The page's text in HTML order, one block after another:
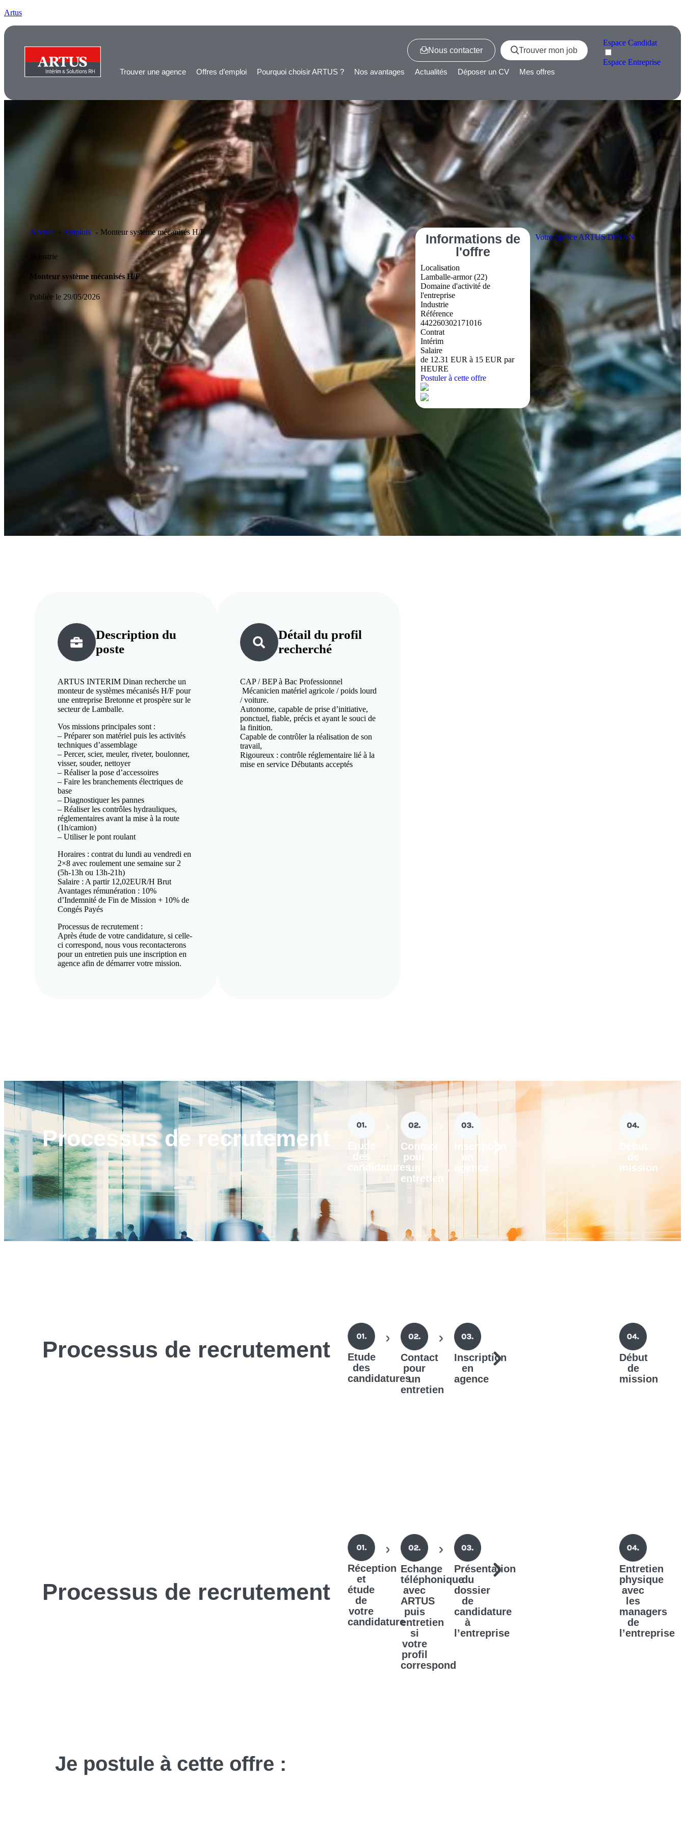
Artus
Nous contacter Trouver mon job
EspaceCandidat
EspaceEntreprise
Trouver une agence
Offres d’emploi Pourquoi choisir ARTUS ? Nos avantages Actualités Déposer un CV Mes offres
Accueil Emplois Monteur système mécanisés H/F
Industrie
Monteur système mécanisés H/F
Publiée le 29/05/2026
Informations de
l'offre
Localisation
Lamballe-armor (22)
Domaine d'activité de
l'entreprise
Industrie
Référence
442260302171016
Contrat
Intérim
Salaire
de 12.31 EUR à 15 EUR par
HEURE
Postuler à cette offre
Votre agence ARTUS DINAN
Description du
poste
ARTUS INTERIM Dinan recherche un
monteur de systèmes mécanisés H/F pour
une entreprise Bretonne et prospère sur le
secteur de Lamballe.
Vos missions principales sont :
– Préparer son matériel puis les activités
techniques d’assemblage
– Percer, scier, meuler, riveter, boulonner,
visser, souder, nettoyer
– Réaliser la pose d’accessoires
– Faire les branchements électriques de
base
– Diagnostiquer les pannes
– Réaliser les contrôles hydrauliques,
réglementaires avant la mise à la route
(1h/camion)
– Utiliser le pont roulant
Horaires : contrat du lundi au vendredi en
2×8 avec roulement une semaine sur 2
(5h-13h ou 13h-21h)
Salaire : A partir 12,02EUR/H Brut
Avantages rémunération : 10%
d’Indemnité de Fin de Mission + 10% de
Congés Payés
Processus de recrutement :
Après étude de votre candidature, si celle-
ci correspond, nous vous recontacterons
pour un entretien puis une inscription en
agence afin de démarrer votre mission.
Détail duprofil
recherché
CAP / BEP à Bac Professionnel
Mécanicien matériel agricole / poids lourd
/ voiture.
Autonome, capable de prise d’initiative,
ponctuel, fiable, précis et ayant le souci de
la finition.
Capable de contrôler la réalisation de son
travail,
Rigoureux : contrôle réglementaire lié à la
mise en service Débutants acceptés
Processus de recrutement
Etude
des
candidatures
Contact
pour
un
entretien
Inscription
en
agence
de
mission
Processus de recrutement
Etude
des
candidatures
Contact
pour
un
entretien
Inscription
en
agence
Début
de
mission
Processus de recrutement
Réception
et
étude
de
votre
candidature
Echange
téléphonique
avec
ARTUS
puis
entretien
si
votre
profil
correspond
Présentation
du
dossier
de
candidature
à
l’entreprise
Entretien
physique
avec
les
managers
de
l’entreprise
Je postule à cette offre :